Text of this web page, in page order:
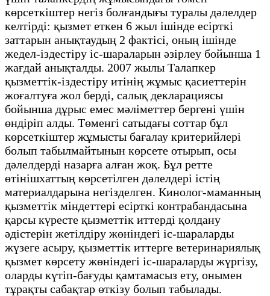
көрсеткіштер негіз болғандығы туралы дәлелдер
келтірді: қызмет еткен 6 жыл ішінде есірткі
заттарын анықтаудың 2 фактісі, оның ішінде
жедел-іздестіру іс-шараларын әзірлеу бойынша 1
жағдай анықталды. 2007 жылы Талапкер
қызметтік-іздестіру итінің жұмыс қасиеттерін
жоғалтуға жол берді, салық декларациясы
бойынша дұрыс емес мәліметтер бергені үшін
өндіріп алды. Төменгі сатыдағы соттар бұл
көрсеткіштер жұмысты бағалау критерийлері
болып табылмайтынын көрсете отырып, осы
дәлелдерді назарға алған жоқ. Бұл ретте
өтінішхаттың көрсетілген дәлелдері істің
материалдарына негізделген. Кинолог-маманның
қызметтік міндеттері есірткі контрабандасына
қарсы күресте қызметтік иттерді қолдану
әдістерін жетілдіру жөніндегі іс-шараларды
жүзеге асыру, қызметтік иттерге ветеринариялық
қызмет көрсету жөніндегі іс-шараларды жүргізу,
оларды күтіп-бағуды қамтамасыз ету, онымен
тұрақты сабақтар өткізу болып табылады.